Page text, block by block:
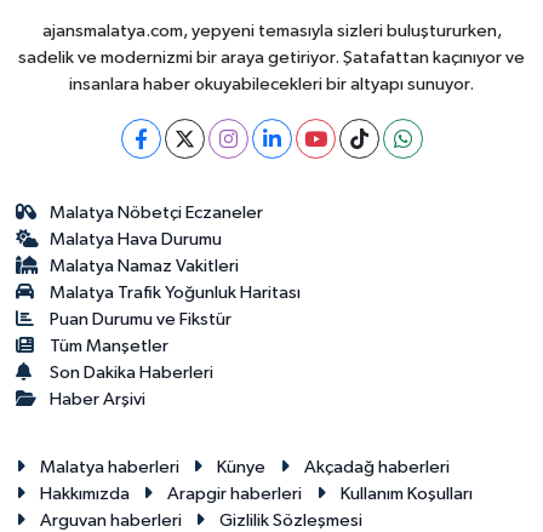
ajansmalatya.com, yepyeni temasıyla sizleri buluştururken,
sadelik ve modernizmi bir araya getiriyor. Şatafattan kaçınıyor ve
insanlara haber okuyabilecekleri bir altyapı sunuyor.
Malatya Nöbetçi Eczaneler
Malatya Hava Durumu
Malatya Namaz Vakitleri
Malatya Trafik Yoğunluk Haritası
Puan Durumu ve Fikstür
Tüm Manşetler
Son Dakika Haberleri
Haber Arşivi
Malatya haberleri Künye
Akçadağ haberleri
Hakkımızda
Arapgir haberleri
Kullanım Koşulları
Arguvan haberleri
Gizlilik Sözleşmesi